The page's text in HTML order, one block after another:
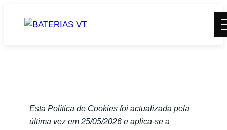
Esta Política de Cookies foi actualizada pela
última vez em 25/05/2026 e aplica-se a